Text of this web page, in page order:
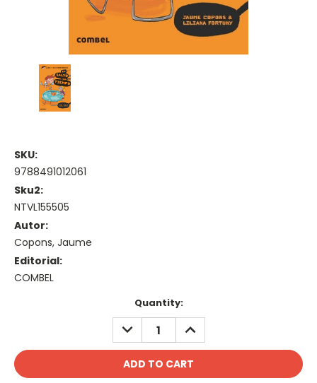
SKU:
9788491012061
Sku2:
NTVL155505
Autor:
Copons, Jaume
Editorial:
COMBEL
Quantity:
DECREASE
QUANTITY:
INCREASE
QUANTITY: